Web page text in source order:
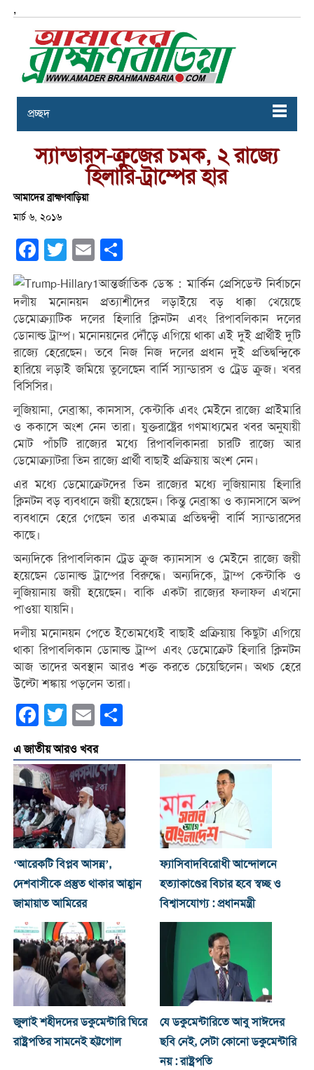
,
প্রচ্ছদ
স্যান্ডারস-ক্রুজের চমক, ২ রাজ্যে
হিলারি-ট্রাম্পের হার
আমাদের ব্রাহ্মণবাড়িয়া
মার্চ ৬, ২০১৬
Facebook
Twitter Email
আন্তর্জাতিক ডেস্ক : মার্কিন প্রেসিডেন্ট নির্বাচনে
দলীয় মনোনয়ন প্রত্যাশীদের লড়াইয়ে বড় ধাক্কা খেয়েছে
ডেমোক্র্যাটিক দলের হিলারি ক্লিনটন এবং রিপাবলিকান দলের
ডোনাল্ড ট্রাম্প। মনোনয়নের দৌঁড়ে এগিয়ে থাকা এই দুই প্রার্থীই দুটি
রাজ্যে হেরেছেন। তবে নিজ নিজ দলের প্রধান দুই প্রতিদ্বন্দ্বিকে
হারিয়ে লড়াই জমিয়ে তুলেছেন বার্নি স্যান্ডারস ও ট্রেড ক্রুজ। খবর
বিসিসির।
লুজিয়ানা, নেব্রাস্কা, কানসাস, কেন্টাকি এবং মেইনে রাজ্যে প্রাইমারি
ও ককাসে অংশ নেন তারা। যুক্তরাষ্ট্রের গণমাধ্যমের খবর অনুযায়ী
মোট পাঁচটি রাজ্যের মধ্যে রিপাবলিকানরা চারটি রাজ্যে আর
ডেমোক্র্যাটরা তিন রাজ্যে প্রার্থী বাছাই প্রক্রিয়ায় অংশ নেন।
এর মধ্যে ডেমোক্রেটদের তিন রাজ্যের মধ্যে লুজিয়ানায় হিলারি
ক্লিনটন বড় ব্যবধানে জয়ী হয়েছেন। কিন্তু নেব্রাস্কা ও ক্যানসাসে অল্প
ব্যবধানে হেরে গেছেন তার একমাত্র প্রতিদ্বন্দ্বী বার্নি স্যান্ডারসের
কাছে।
অন্যদিকে রিপাবলিকান ট্রেড ক্রুজ ক্যানসাস ও মেইনে রাজ্যে জয়ী
হয়েছেন ডোনাল্ড ট্রাম্পের বিরুদ্ধে। অন্যদিকে, ট্রাম্প কেন্টাকি ও
লুজিয়ানায় জয়ী হয়েছেন। বাকি একটা রাজ্যের ফলাফল এখনো
পাওয়া যায়নি।
দলীয় মনোনয়ন পেতে ইতোমধ্যেই বাছাই প্রক্রিয়ায় কিছুটা এগিয়ে
থাকা রিপাবলিকান ডোনাল্ড ট্রাম্প এবং ডেমোক্রেট হিলারি ক্লিনটন
আজ তাদের অবস্থান আরও শক্ত করতে চেয়েছিলেন। অথচ হেরে
উল্টো শঙ্কায় পড়লেন তারা।
Facebook
Twitter Email
এ জাতীয় আরও খবর
‘আরেকটি বিপ্লব আসন্ন’,
দেশবাসীকে প্রস্তুত থাকার আহ্বান
জামায়াত আমিরের
ফ্যাসিবাদবিরোধী আন্দোলনে
হত্যাকাণ্ডের বিচার হবে স্বচ্ছ ও
বিশ্বাসযোগ্য : প্রধানমন্ত্রী
জুলাই শহীদদের ডকুমেন্টারি ঘিরে
রাষ্ট্রপতির সামনেই হট্টগোল
যে ডকুমেন্টারিতে আবু সাঈদের
ছবি নেই, সেটা কোনো ডকুমেন্টারি
নয় : রাষ্ট্রপতি